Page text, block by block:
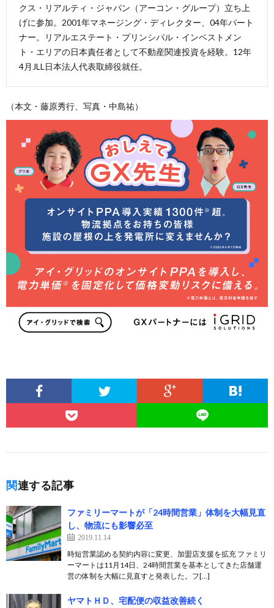
クス・リアルティ・ジャパン（アーコン・グループ）立ち上
げに参加。2001年マネージング・ディレクター、04年パート
ナー。リアルエステート・プリンシパル・インベストメン
ト・エリアの日本責任者として不動産関連投資を経験。12年
4月JLL日本法人代表取締役就任。
（本文・藤原秀行、写真・中島祐）
関連する記事
ファミリーマートが「24時間営業」体制を大幅見直
し、物流にも影響必至
2019.11.14
時短営業認める契約内容に変更、加盟店支援を拡充 ファミリ
ーマートは11月14日、24時間営業を基本としてきた店舗運
営の体制を大幅に見直すと発表した。フ[…]
ヤマトＨＤ、宅配便の収益改善続く